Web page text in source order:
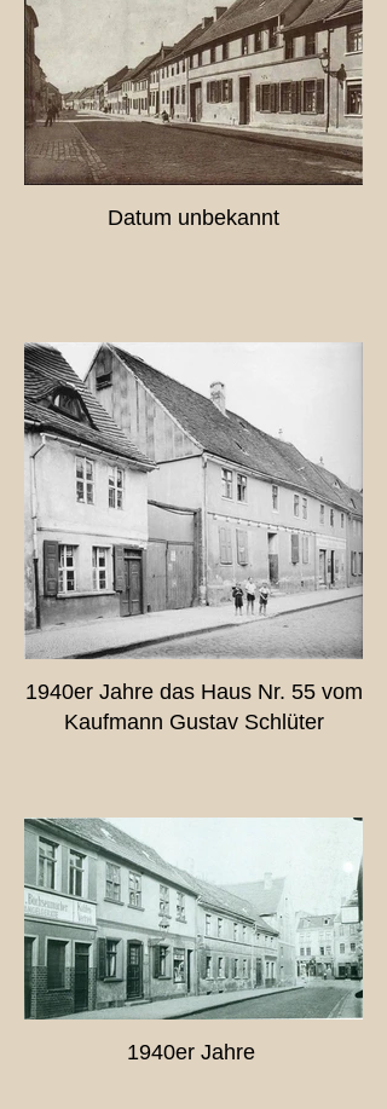
Datum unbekannt
1940er Jahre das Haus Nr. 55 vom
Kaufmann Gustav Schlüter
1940er Jahre